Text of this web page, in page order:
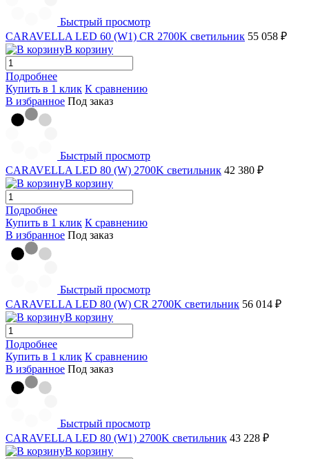
Быстрый просмотр
CARAVELLA LED 60 (W1) СR 2700K светильник 55 058 ₽
В корзину
Подробнее
Купить в 1 клик К сравнению
В избранное Под заказ
Быстрый просмотр
CARAVELLA LED 80 (W) 2700K светильник 42 380 ₽
В корзину
Подробнее
Купить в 1 клик К сравнению
В избранное Под заказ
Быстрый просмотр
CARAVELLA LED 80 (W) СR 2700K светильник 56 014 ₽
В корзину
Подробнее
Купить в 1 клик К сравнению
В избранное Под заказ
Быстрый просмотр
CARAVELLA LED 80 (W1) 2700K светильник 43 228 ₽
В корзину